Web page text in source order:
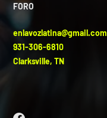
FORO
enlavozlatina@gmail.com
931-306-6810
Clarksville, TN